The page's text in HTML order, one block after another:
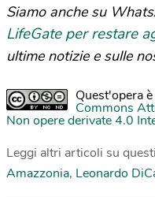
Siamo anche su
LifeGate per restare
ultime notizie e sulle
Quest'opera
Commons
Non opere derivate 4.0
Leggi altri articoli su
Amazzonia, Leonardo